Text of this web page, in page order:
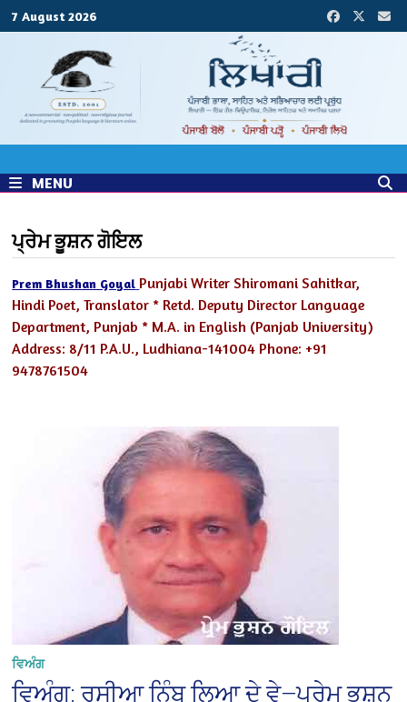
7 August 2026
MENU
ਪ੍ਰੇਮ ਭੂਸ਼ਨ ਗੋਇਲ
Prem Bhushan Goyal Punjabi Writer Shiromani Sahitkar,
Hindi Poet, Translator * Retd. Deputy Director Language
Department, Punjab * M.A. in English (Panjab University)
Address: 8/11 P.A.U., Ludhiana-141004 Phone: +91
9478761504
ਵਿਅੰਗ
ਵਿਅੰਗ: ਰਸੀਆ ਨਿੰਬੂ ਲਿਆ ਦੇ ਵੇ—ਪ੍ਰੇਮ ਭੂਸ਼ਨ